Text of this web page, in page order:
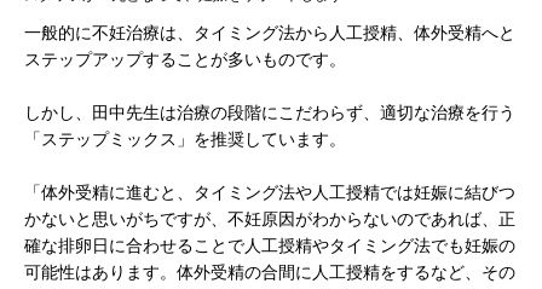
一般的に不妊治療は、タイミング法から人工授精、体外受精へと
ステップアップすることが多いものです。
しかし、田中先生は治療の段階にこだわらず、適切な治療を行う
「ステップミックス」を推奨しています。
「体外受精に進むと、タイミング法や人工授精では妊娠に結びつ
かないと思いがちですが、不妊原因がわからないのであれば、正
確な排卵日に合わせることで人工授精やタイミング法でも妊娠の
可能性はあります。体外受精の合間に人工授精をするなど、その